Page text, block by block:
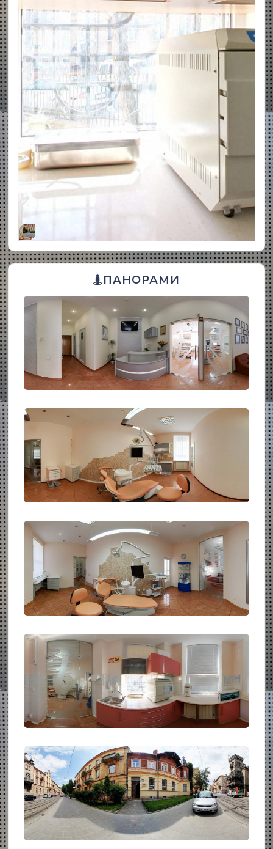
ПАНОРАМИ
КАБІНЕТ ОРТОПЕДІЇ
КАБІНЕТ ТЕРАПІЇ
СТЕРИЛІЗАЦІЙНИЙ БЛОК